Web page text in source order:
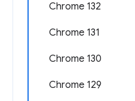
Chrome 132
Chrome 131
Chrome 130
Chrome 129